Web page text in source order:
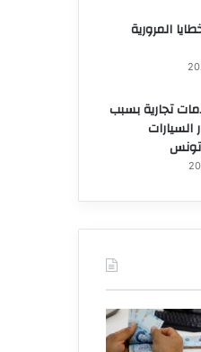
المرورية
3 علامات تجارية بسبب